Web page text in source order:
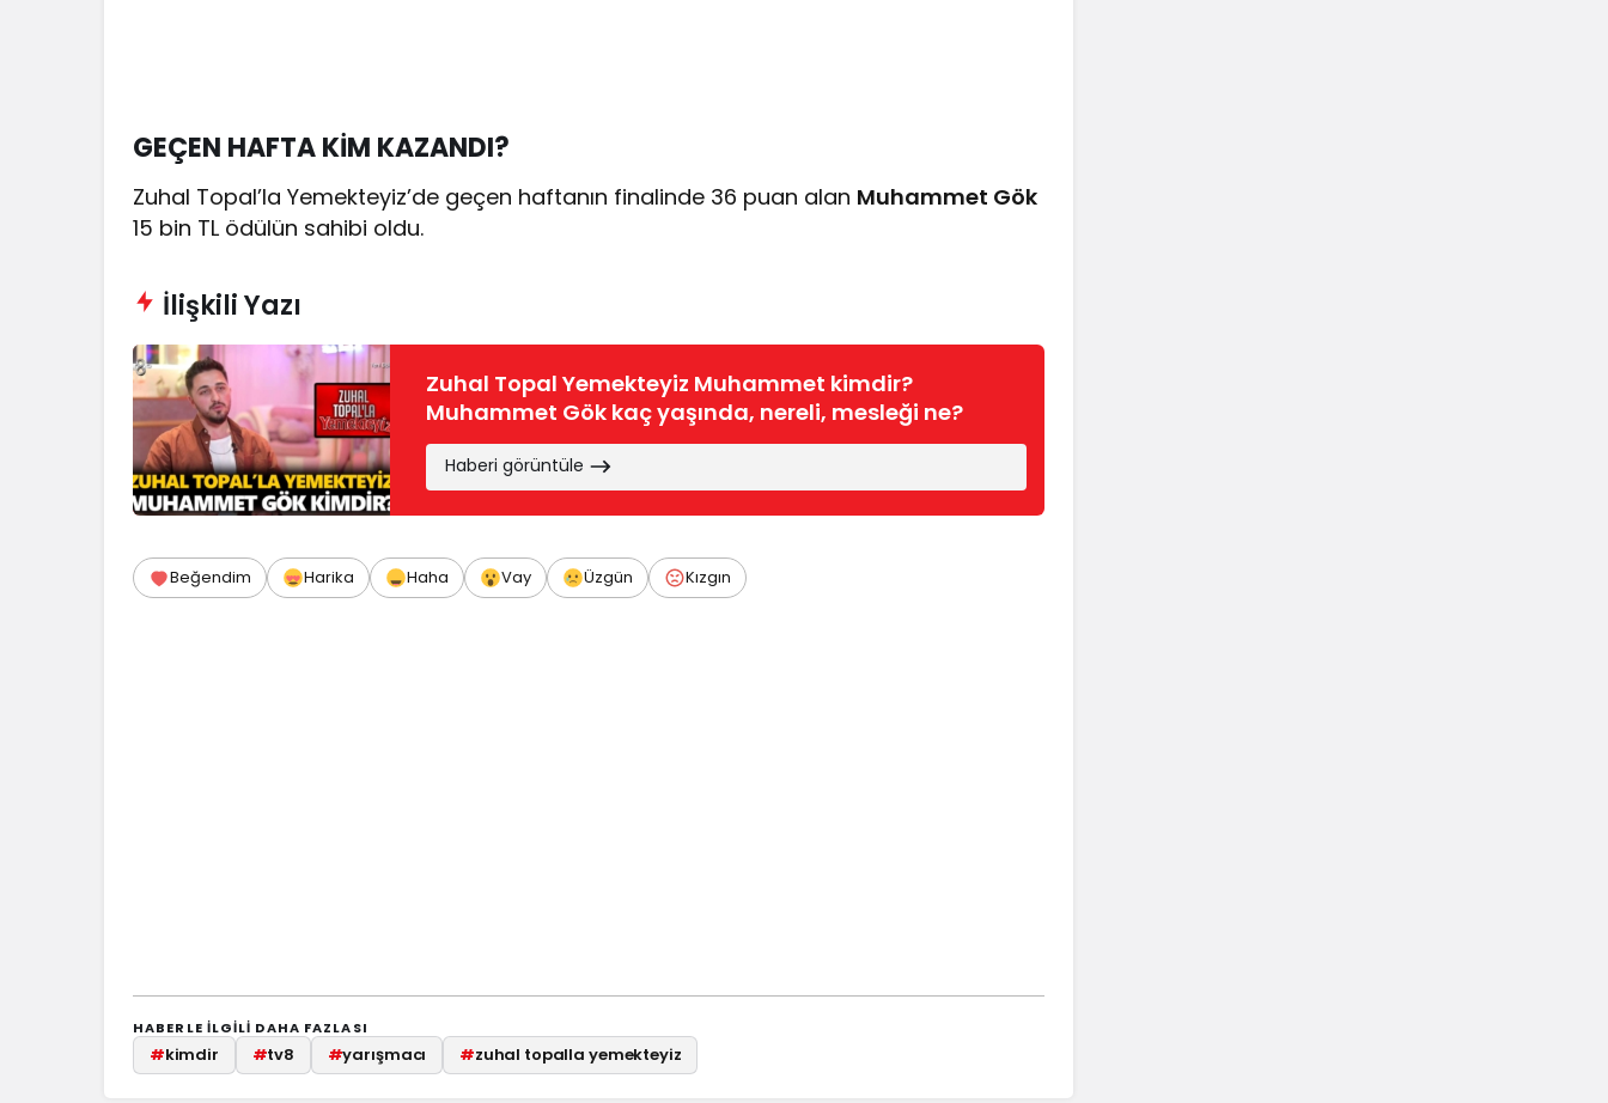
GEÇEN HAFTA KİM KAZANDI?
Zuhal Topal’la Yemekteyiz’de geçen haftanın finalinde 36 puan alan Muhammet Gök
15 bin TL ödülün sahibi oldu.
İlişkili Yazı
Zuhal Topal Yemekteyiz Muhammet kimdir?
Muhammet Gök kaç yaşında, nereli, mesleği ne?
Haberi görüntüle
Beğendim Harika Haha Vay Üzgün Kızgın
HABERLE ILGILI DAHA FAZLASI
#kimdir #tv8 #yarışmacı #zuhal topalla yemekteyiz